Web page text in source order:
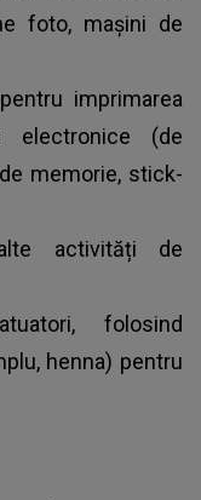
foto, mașini de
imprimarea
electronice (de
memorie, stick-
activități de
folosind
henna) pentru